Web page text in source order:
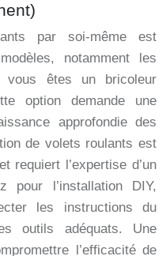
par soi-même est
notamment les
êtes un bricoleur
option demande une
approfondie des
de volets roulants est
requiert l’expertise d’un
pour l’installation DIY,
les instructions du
outils adéquats. Une
l’efficacité de